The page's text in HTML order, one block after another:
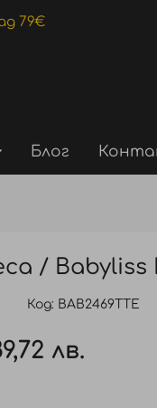
79€
Блог
/ Babyliss
Код BAB2469TTE
лв.